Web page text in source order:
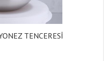
TENCERESİ